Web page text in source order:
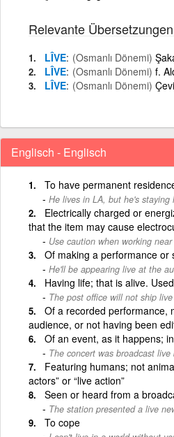
Relevante Übersetzungen
LÎVE (Osmanlı Dönemi)
LÎVE (Osmanlı Dönemi) f.
LÎVE (Osmanlı Dönemi)
Englisch - Englisch
To have permanent
He lives in LA, but he's staying
Electrically charged or
that the item may cause
Use caution when working
Of making a performance or
He'll be appearing live at the
Having life; that is alive.
The post office will not ship
Of a recorded performance,
audience, or not having been
Of an event, as it happens;
The concert was broadcast live
Featuring humans; not
actors” or “live action”
Seen or heard from a
The station presented a live
To cope